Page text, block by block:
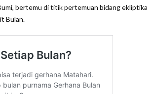
bertemu di titik pertemuan bidang ekliptika
Bulan.